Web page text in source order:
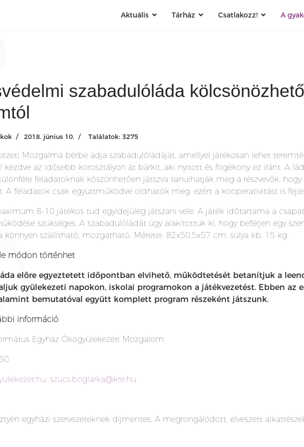
Aktuális Tárház Csatlakozz! A
szabadulóláda
2018. június 10. Találatok: 3275
Mozgalma bérbe adja szabadulóládáját, amellyel játékosan lehet
kezdve az idősebb korosztályon át bárkit, aki nyitott és fogékony ez iránt. A
feladatoknak köszönhetően játszva tanulhatják meg a részvevők,
A feladatok csak együttműködve oldhatók meg, ezért a kooperativitást is
8-10 játékos tud egyidejűleg játszani vele. A játék időtartama a
szükséges. A szabadulóládát úgy alakítottuk ki, hogy beférjen egy
könnyen szállítható, mozgatható. Méretei: 82x50,5x57 cm, súlya kb. 15 kg.
módon történhet
előre egyeztetett időpontban elvihető, működtetését betanítjuk a
gyülekezeti napokon, iskolai programokon a játékvezetést. Ebben az
bemutatóval együtt komplett program részeként játszunk.
információ
Egyház Ökogyülekezeti Mozgalom
; szucs.boglarka@kre.hu
egyházi szervezeteknek díjmentes. A megrongálódott, elveszett